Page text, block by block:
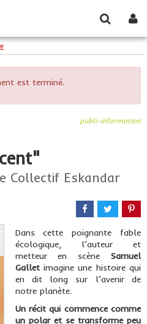
est terminé.
publi-information
Collectif Eskandar
Dans cette poignante fable
écologique, l’auteur et
metteur en scène Samuel
Galletimagine une histoire qui
en dit long sur l’avenir de
notre planète.
Un récit qui commence comme
un polar et se transforme peu